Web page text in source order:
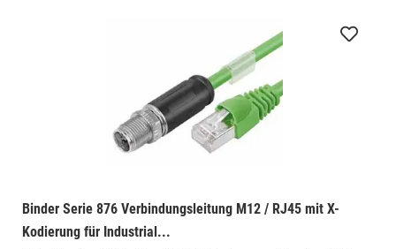
Binder Serie 876 Verbindungsleitung M12 / RJ45 mit X-
Kodierung für Industrial...